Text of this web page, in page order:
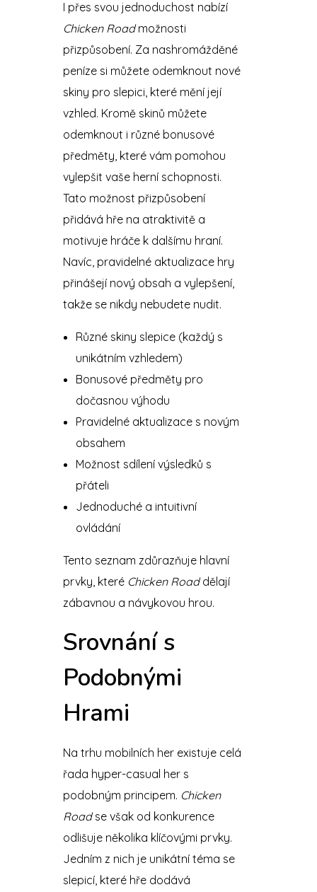
I přes svou jednoduchost nabízí
Chicken Roadmožnosti
přizpůsobení. Za nashromážděné
peníze si můžete odemknout nové
skiny pro slepici, které mění její
vzhled. Kromě skinů můžete
odemknout i různé bonusové
předměty, které vám pomohou
vylepšit vaše herní schopnosti.
Tato možnost přizpůsobení
přidává hře na atraktivitě a
motivuje hráče k dalšímu hraní.
Navíc, pravidelné aktualizace hry
přinášejí nový obsah a vylepšení,
takže se nikdy nebudete nudit.
Různé skiny slepice (každý s
unikátním vzhledem)
Bonusové předměty pro
dočasnou výhodu
Pravidelné aktualizace s novým
obsahem
Možnost sdílení výsledků s
přáteli
Jednoduché a intuitivní
ovládání
Tento seznam zdůrazňuje hlavní
prvky, které Chicken Roaddělají
zábavnou a návykovou hrou.
Srovnání s
Podobnými
Hrami
Na trhu mobilních her existuje celá
řada hyper-casual her s
podobným principem. Chicken
Roadse však od konkurence
odlišuje několika klíčovými prvky.
Jedním z nich je unikátní téma se
slepicí, které hře dodává